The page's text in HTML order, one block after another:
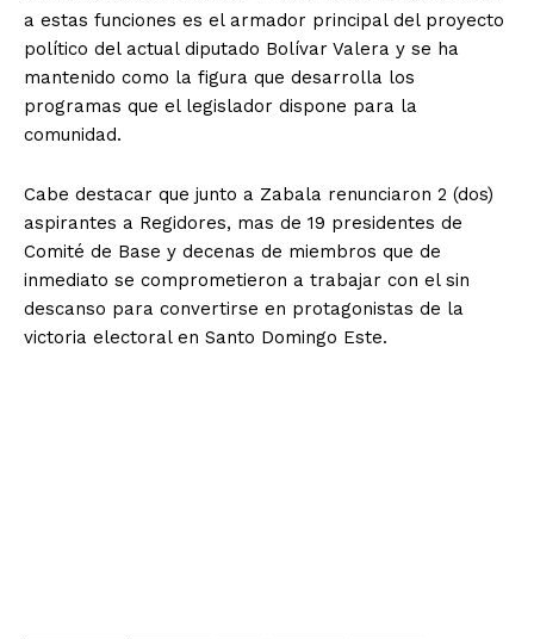
a estas funciones es el armador principal del proyecto
político del actual diputado Bolívar Valera y se ha
mantenido como la figura que desarrolla los
programas que el legislador dispone para la
comunidad.
Cabe destacar que junto a Zabala renunciaron 2 (dos)
aspirantes a Regidores, mas de 19 presidentes de
Comité de Base y decenas de miembros que de
inmediato se comprometieron a trabajar con el sin
descanso para convertirse en protagonistas de la
victoria electoral en Santo Domingo Este.